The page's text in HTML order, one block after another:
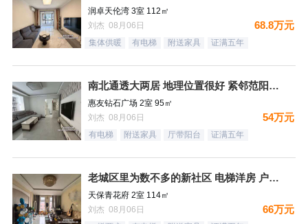
润卓天伦湾 3室 112㎡
刘杰 08月06日
68.8万元
集体供暖 有电梯 附送家具 证满五年
南北通透大两居 地理位置很好 紧邻范阳路 出门钻石广场 生
惠友钻石广场 2室 95㎡
刘杰 08月06日
54万元
有电梯 附送家具 厅带阳台 证满五年
老城区里为数不多的新社区 电梯洋房 户型方正
天保青花府 2室 114㎡
刘杰 08月06日
66万元